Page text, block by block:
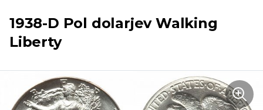
1938-D Pol dolarjev Walking
Liberty